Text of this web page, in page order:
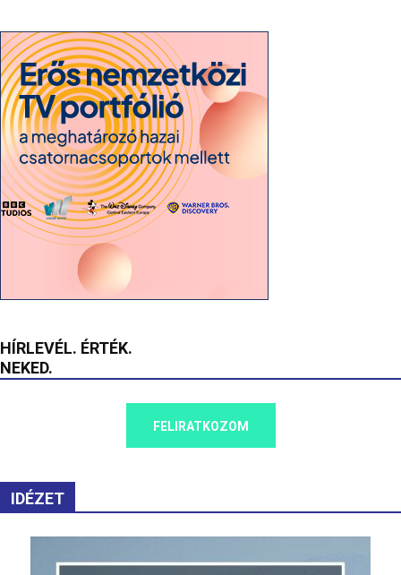
HÍRLEVÉL. ÉRTÉK.
NEKED.
FELIRATKOZOM
IDÉZET